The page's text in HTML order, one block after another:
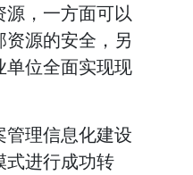
，一方面可以
源的安全，另
单位全面实现现
理信息化建设
式进行成功转